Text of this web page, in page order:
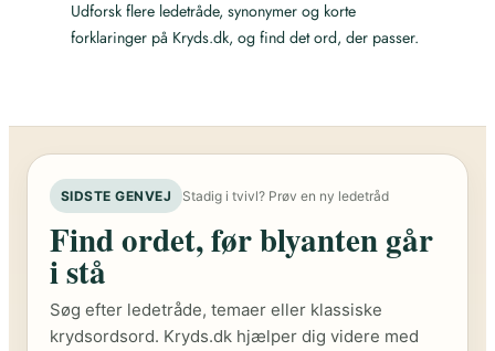
Udforsk flere ledetråde, synonymer og korte
forklaringer på Kryds.dk, og find det ord, der passer.
SIDSTE GENVEJ Stadig i tvivl? Prøv en ny ledetråd
Find ordet, før blyanten går
i stå
Søg efter ledetråde, temaer eller klassiske
krydsordsord. Kryds.dk hjælper dig videre med